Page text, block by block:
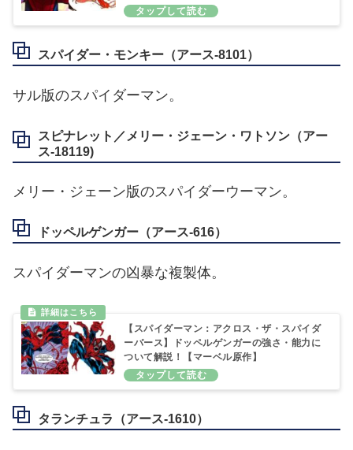
スパイダー・モンキー（アース‐8101）
サル版のスパイダーマン。
スピナレット／メリー・ジェーン・ワトソン（アー
ス‐18119)
メリー・ジェーン版のスパイダーウーマン。
ドッペルゲンガー（アース‐616）
スパイダーマンの凶暴な複製体。
【スパイダーマン：アクロス・ザ・スパイダ
ーバース】ドッペルゲンガーの強さ・能力に
ついて解説！【マーベル原作】
タランチュラ（アース‐1610）